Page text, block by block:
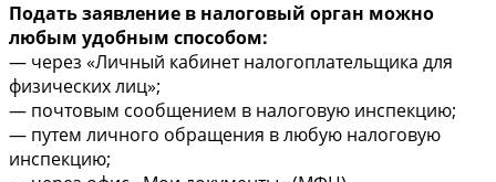
Подать заявление в налоговый орган можно
любым удобным способом:
— через «Личный кабинет налогоплательщика для
физических лиц»;
— почтовым сообщением в налоговую инспекцию;
— путем личного обращения в любую налоговую
инспекцию;